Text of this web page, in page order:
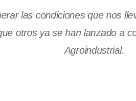
las condiciones que nos
otros ya se han lanzado a
Agroindustrial.